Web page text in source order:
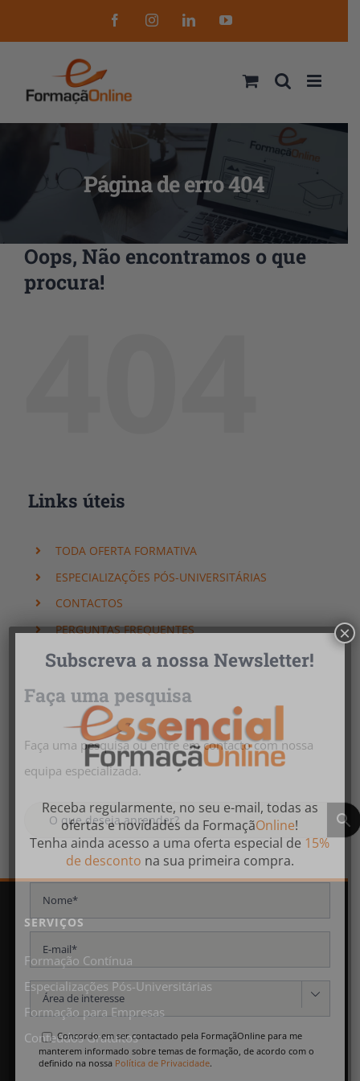
to
FacebookInstagramLinkedInYouTube
Página de erro 404
Oops, Não encontramos o que
procura!
Links úteis
TODA OFERTA FORMATIVA
ESPECIALIZAÇÕES PÓS-UNIVERSITÁRIAS
CONTACTOS
PERGUNTAS FREQUENTES
Faça uma pesquisa
Faça uma pesquisa ou entre em contacto com nossa
equipa especializada.
SERVIÇOS
Formação Contínua
Especializações Pós-Universitárias
Formação para Empresas
Conteúdos Gratuitos
Subscreva a nossa Newsletter!
Receba regularmente, no seu e-mail, todas as
ofertasenovidades da FormaçãOnline!
Tenha ainda acesso a uma oferta especial de 15%
de desconto na sua primeira compra.

Concordo em ser contactado pela FormaçãOnline para me
manterem informado sobre temas de formação, de acordo com o
definido na nossa Política de Privacidade.
×